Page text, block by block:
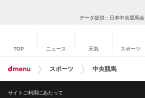
データ提供：日本中央競馬会
TOP ニュース 天気 スポーツ
スポーツ 中央競馬
サイトご利用にあたって